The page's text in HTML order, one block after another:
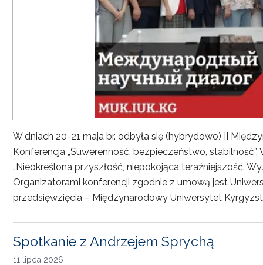
W dniach 20-21 maja br. odbyła się (hybrydowo) II
Konferencja „Suwerenność, bezpieczeństwo,
„Nieokreślona przyszłość, niepokojąca teraźniejszość.
Organizatorami konferencji zgodnie z umową jest
przedsięwzięcia – Międzynarodowy Uniwersytet
Spotkanie z Andrzejem Sprychą
11 lipca 2026